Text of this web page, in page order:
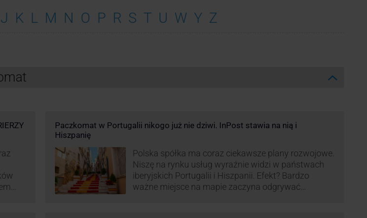
J K L M N O P R S T U W Y Z
Paczkomat w Portugalii nikogo już nie dziwi. InPost stawia na nią i
Hiszpanię
Polska spółka ma coraz ciekawsze plany rozwojowe.
Niszę na rynku usług wyraźnie widzi w państwach
iberyjskich Portugalii i Hiszpanii. Efekt? Bardzo
ważne miejsce na mapie zaczyna odgrywać